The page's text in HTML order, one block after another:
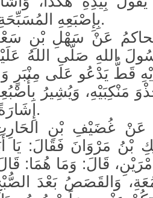
بِإِصْبَعِهِ المُسَبِّحَةِ).
عَنْ سَهْلِ بْنِ
اللهِ صَلَّى اللهُ
قَطُّ يَدْعُو عَلَى مِنْبَرٍ
مَنْكِبَيْهِ، وَيُشِيرُ
إِشَارَةً).
عَنْ غُضَيْفِ بْنِ
بْنُ مَرْوَانَ فَقَالَ: يَا
قَالَ: وَمَا هُمَا:
وَالقَصَصُ بَعْدَ